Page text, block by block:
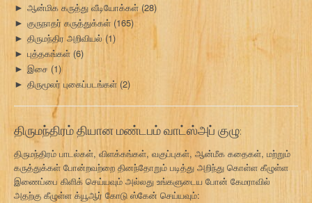
► ஆன்மிக கருத்து வீடியோக்கள் (28)
► குருநாதர் கருத்துக்கள் (165)
► திருமந்திர அறிவியல் (1)
► புத்தகங்கள் (6)
► இசை (1)
► திருமூலர் புகைப்படங்கள் (2)
திருமந்திரம் தியான மண்டபம் வாட்ஸ்அப் குழு:
திருமந்திரம் பாடல்கள், விளக்கங்கள், வகுப்புகள், ஆன்மீக கதைகள், மற்றும்
கருத்துக்கள் போன்றவற்றை தினந்தோறும் படித்து அறிந்து கொள்ள கீழுள்ள
இணைப்பை கிளிக் செய்யவும் அல்லது உங்களுடைய போன் கேமராவில்
அதற்கு கீழுள்ள க்யூஆர் கோடு ஸ்கேன் செய்யவும்: